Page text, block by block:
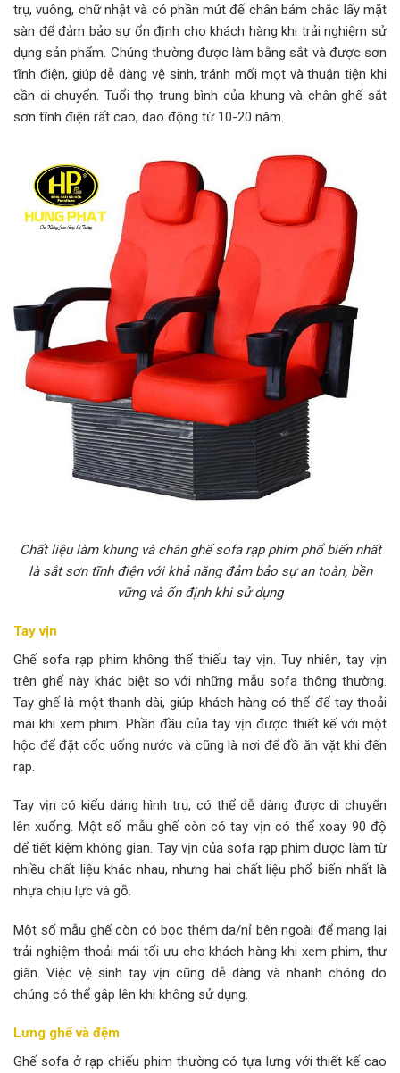
trụ, vuông, chữ nhật và có phần mút đế chân bám chắc lấy mặt
sàn để đảm bảo sự ổn định cho khách hàng khi trải nghiệm sử
dụng sản phẩm. Chúng thường được làm bằng sắt và được sơn
tĩnh điện, giúp dễ dàng vệ sinh, tránh mối mọt và thuận tiện khi
cần di chuyển. Tuổi thọ trung bình của khung và chân ghế sắt
sơn tĩnh điện rất cao, dao động từ 10-20 năm.
Chất liệu làm khung và chân ghế sofa rạp phim phổ biến nhất
là sắt sơn tĩnh điện với khả năng đảm bảo sự an toàn, bền
vững và ổn định khi sử dụng
Tay vịn
Ghế sofa rạp phim không thể thiếu tay vịn. Tuy nhiên, tay vịn
trên ghế này khác biệt so với những mẫu sofa thông thường.
Tay ghế là một thanh dài, giúp khách hàng có thể để tay thoải
mái khi xem phim. Phần đầu của tay vịn được thiết kế với một
hộc để đặt cốc uống nước và cũng là nơi để đồ ăn vặt khi đến
rạp.
Tay vịn có kiểu dáng hình trụ, có thể dễ dàng được di chuyển
lên xuống. Một số mẫu ghế còn có tay vịn có thể xoay 90 độ
để tiết kiệm không gian. Tay vịn của sofa rạp phim được làm từ
nhiều chất liệu khác nhau, nhưng hai chất liệu phổ biến nhất là
nhựa chịu lực và gỗ.
Một số mẫu ghế còn có bọc thêm da/nỉ bên ngoài để mang lại
trải nghiệm thoải mái tối ưu cho khách hàng khi xem phim, thư
giãn. Việc vệ sinh tay vịn cũng dễ dàng và nhanh chóng do
chúng có thể gập lên khi không sử dụng.
Lưng ghế và đệm
Ghế sofa ở rạp chiếu phim thường có tựa lưng với thiết kế cao